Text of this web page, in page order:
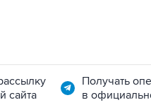
сайта
Получать
в